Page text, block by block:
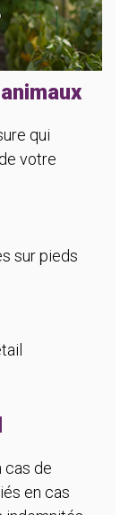
qui
votre
sur pieds
cas de
en cas